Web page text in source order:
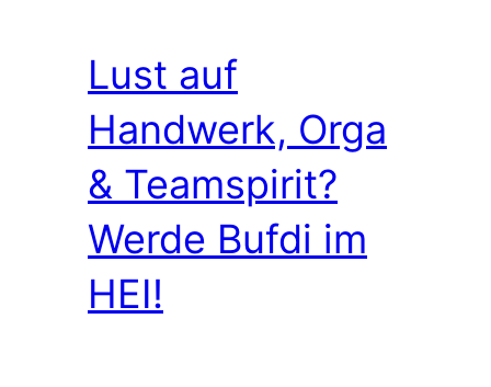
Lust auf
Handwerk, Orga
& Teamspirit?
Werde Bufdi im
HEI!